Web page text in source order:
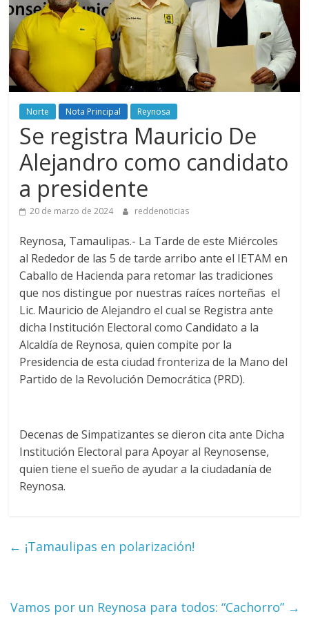
Norte Nota Principal Reynosa
Se registra Mauricio De
Alejandro como candidato
a presidente
20 de marzo de 2024 reddenoticias
Reynosa, Tamaulipas.- La Tarde de este Miércoles
al Rededor de las 5 de tarde arribo ante el IETAM en
Caballo de Hacienda para retomar las tradiciones
que nos distingue por nuestras raíces norteñas el
Lic. Mauricio de Alejandro el cual se Registra ante
dicha Institución Electoral como Candidato a la
Alcaldía de Reynosa, quien compite por la
Presidencia de esta ciudad fronteriza de la Mano del
Partido de la Revolución Democrática (PRD).
Decenas de Simpatizantes se dieron cita ante Dicha
Institución Electoral para Apoyar al Reynosense,
quien tiene el sueño de ayudar a la ciudadanía de
Reynosa.
← ¡Tamaulipas en polarización!
Vamos por un Reynosa para todos: “Cachorro” →